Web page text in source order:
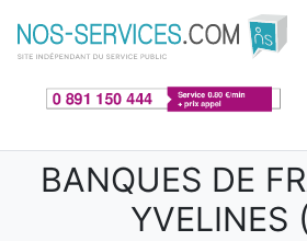
Aller au contenu principal
BANQUES DE
YVELINES